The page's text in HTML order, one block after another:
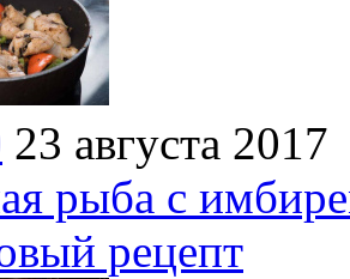
23 августа 2017
рыба с
рецепт